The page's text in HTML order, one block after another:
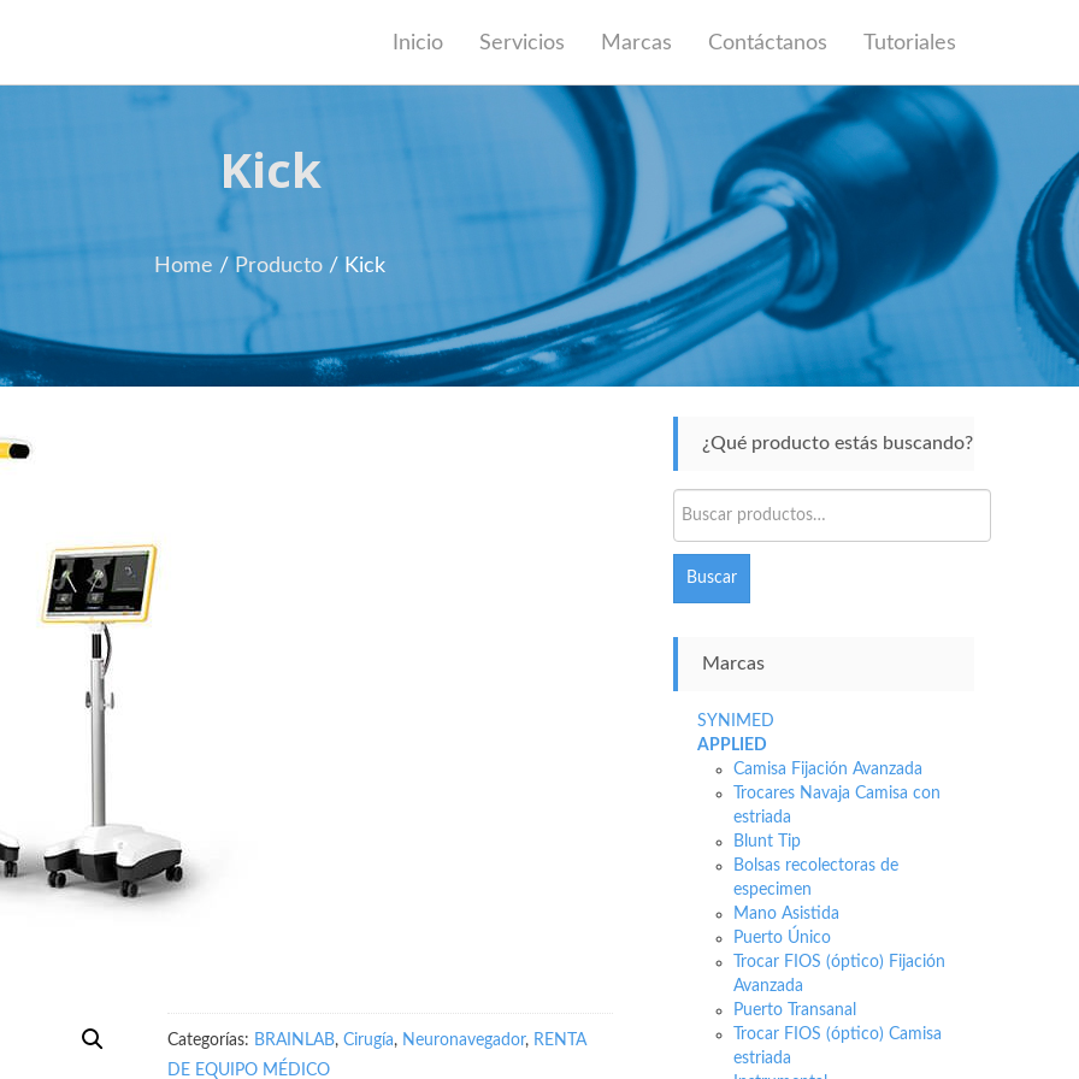
Inicio Servicios Marcas Contáctanos Tutoriales
Kick
Home /Producto / Kick
Categorías: BRAINLAB,Cirugía, Neuronavegador, RENTA
DE EQUIPO MÉDICO
¿Qué producto estás buscando?
por:
Buscar
Marcas
SYNIMED
APPLIED
Camisa Fijación Avanzada
Trocares Navaja Camisa con
estriada
Blunt Tip
Bolsas recolectoras de
especimen
Mano Asistida
Puerto Único
Trocar FIOS (óptico) Fijación
Avanzada
Puerto Transanal
Trocar FIOS (óptico) Camisa
estriada